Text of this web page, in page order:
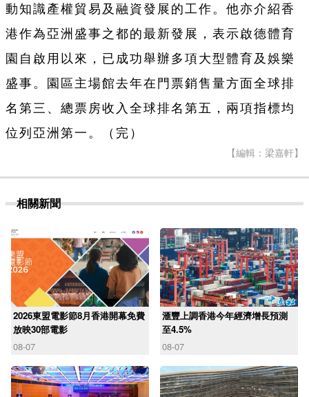
動知識產權貿易及融資發展的工作。他亦介紹香
港作為亞洲盛事之都的最新發展，表示啟德體育
園自啟用以來，已成功舉辦多項大型體育及娛樂
盛事。園區主場館去年在門票銷售量方面全球排
名第三、總票房收入全球排名第五，兩項指標均
位列亞洲第一。（完）
【編輯：梁嘉軒】
相關新聞
2026東盟電影節8月香港開幕免費
放映30部電影
08-07
滙豐上調香港今年經濟增長預測
至4.5%
08-07